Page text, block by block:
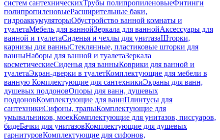
систем сантехническихТрубы полипропиленовыеФитинги
полипропиленовыеРасширительные баки,
гидроаккумуляторыОбустройство ванной комнаты и
туалетаМебель для ваннойЗеркала для ваннойАксессуары для
ванной и туалетаСиденья и чехлы для унитазаШторки,
карнизы для ванныСтеклянные, пластиковые шторки для
ванныНаборы для ванной и туалетаЗеркала
косметическиеСиденья для ванныКоврики для ванной и
туалетаЭкран-дверки в туалетКомплектующие для мебели в
ванную Комплектующие для сантехникиЭкраны для ванн,
душевых поддоновОпоры для ванн, душевых
поддоновКомплектующие для ваннПлинтусы для
сантехникиСифоны, трапыКомплектующие для
умывальников, моекКомплектующие для унитазов, писсуаров,
бидеБачки для унитазовКомплектующие для душевых
гарнитуровКомплектующие для сифонов,